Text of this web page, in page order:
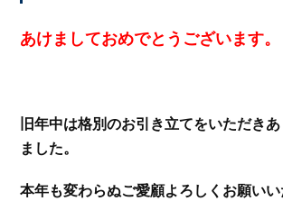
あけましておめでとうございます。
旧年中は格別のお引き立てをいただき
ました。
本年も変わらぬご愛顧よろしくお願いい